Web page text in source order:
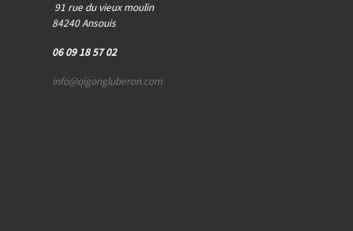
91 rue du vieux moulin
84240 Ansouis
06 09 18 57 02
info@qigongluberon.com